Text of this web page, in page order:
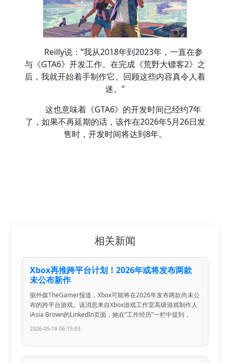
Reilly说：“我从2018年到2023年，一直在参
与《GTA6》开发工作。在完成《荒野大镖客2》之
后，我就开始着手制作它。回顾这些内容真令人着
迷。”
这也意味着《GTA6》的开发时间已经约7年
了，如果不再延期的话，该作在2026年5月26日发
售时，开发时间将达到8年。
相关新闻
Xbox再推跨平台计划！2026年或将发布两款
未公布新作
据外媒TheGamer报道，Xbox可能将在2026年发布两款尚未公
布的跨平台游戏。该消息来自Xbox游戏工作室高级游戏制作人
iAsia Brown的LinkedIn页面，她在“工作经历”一栏中提到，
2026-05-18 06:15:03